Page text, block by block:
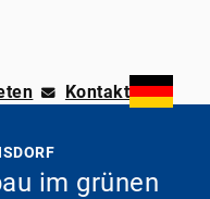
Kontakt
im grünen